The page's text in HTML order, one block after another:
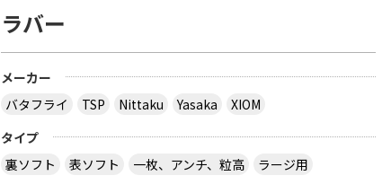
ラバー
メーカー
バタフライ
TSP Nittaku Yasaka
XIOM
タイプ
裏ソフト
表ソフト 一枚、アンチ、粒高 ラージ用